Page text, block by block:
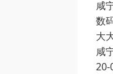
咸
数
大
咸
20-